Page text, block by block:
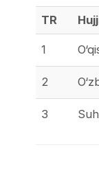
TR
1
2
3